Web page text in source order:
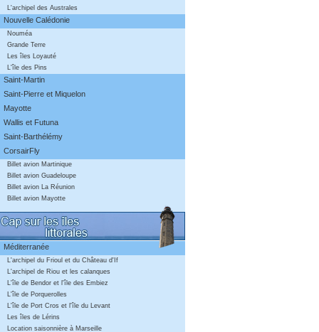
L'archipel des Australes
Nouvelle Calédonie
Nouméa
Grande Terre
Les îles Loyauté
L'île des Pins
Saint-Martin
Saint-Pierre et Miquelon
Mayotte
Wallis et Futuna
Saint-Barthélémy
CorsairFly
Billet avion Martinique
Billet avion Guadeloupe
Billet avion La Réunion
Billet avion Mayotte
Méditerranée
L'archipel du Frioul et du Château d'If
L'archipel de Riou et les calanques
L'île de Bendor et l'île des Embiez
L'île de Porquerolles
L'île de Port Cros et l'île du Levant
Les îles de Lérins
Location saisonnière à Marseille